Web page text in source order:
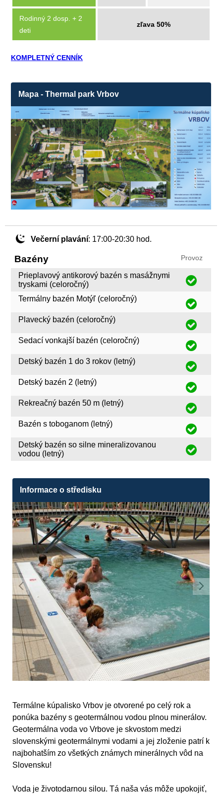
Rodinný 2 dosp. + 2
deti
zľava 50%
KOMPLETNÝ CENNÍK
Mapa - Thermal park Vrbov
Večerní plavání: 17:00-20:30 hod.
Bazény Provoz
Prieplavový antikorový bazén s masážnymi
tryskami (celoročný)
Termálny bazén Motýľ (celoročný)
Plavecký bazén (celoročný)
Sedací vonkajší bazén (celoročný)
Detský bazén 1 do 3 rokov (letný)
Detský bazén 2 (letný)
Rekreačný bazén 50 m (letný)
Bazén s toboganom (letný)
Detský bazén so silne mineralizovanou
vodou (letný)
Informace o středisku
Termálne kúpalisko Vrbov je otvorené po celý rok a
ponúka bazény s geotermálnou vodou plnou minerálov.
Geotermálna voda vo Vrbove je skvostom medzi
slovenskými geotermálnymi vodami a jej zloženie patrí k
najbohatším zo všetkých známych minerálnych vôd na
Slovensku!
Voda je životodarnou silou. Tá naša vás môže upokojiť,